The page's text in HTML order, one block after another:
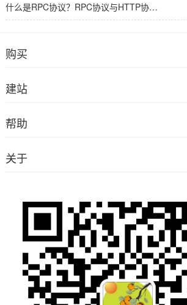
什么是RPC协议？RPC协议与HTTP协议的区别
购买
建站
帮助
关于